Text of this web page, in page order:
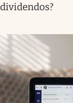
dividendos?